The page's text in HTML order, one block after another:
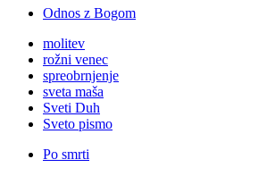
Odnos z Bogom
molitev
rožni venec
spreobrnjenje
sveta maša
Sveti Duh
Sveto pismo
Po smrti